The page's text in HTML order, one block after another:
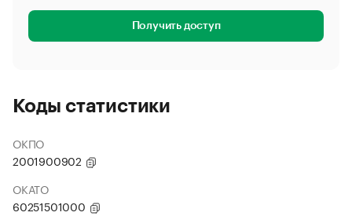
Получить доступ
Коды статистики
ОКПО
2001900902
ОКАТО
60251501000